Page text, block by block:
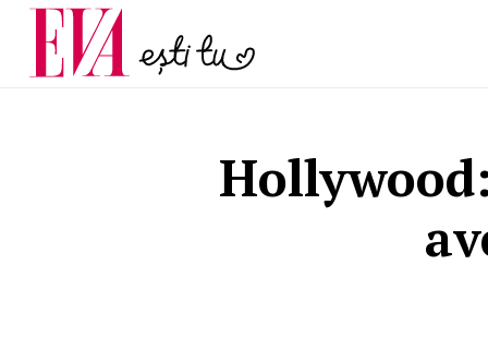
Carieră
Actualitate